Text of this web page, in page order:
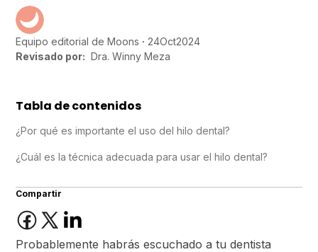
Equipo editorial de Moons 24Oct2024
Revisado por: Dra. Winny Meza
Tabla de contenidos
¿Por qué es importante el uso del hilo dental?
¿Cuál es la técnica adecuada para usar el hilo dental?
Compartir
Probablemente habrás escuchado a tu dentista